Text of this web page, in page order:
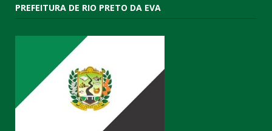
PREFEITURA DE RIO PRETO DA EVA